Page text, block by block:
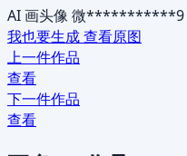
AI 画头像 微***********9
我也要生成查看原图
上一件作品
查看
下一件作品
查看